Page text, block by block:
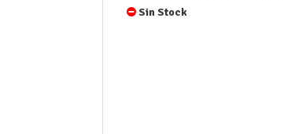
Sin Stock